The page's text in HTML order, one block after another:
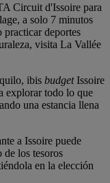
Circuit d'Issoire para
a solo 7 minutos
practicar deportes
visita La Vallée
ibis budgetIssoire
explorar todo lo que
una estancia llena
a Issoire puede
de los tesoros
en la elección